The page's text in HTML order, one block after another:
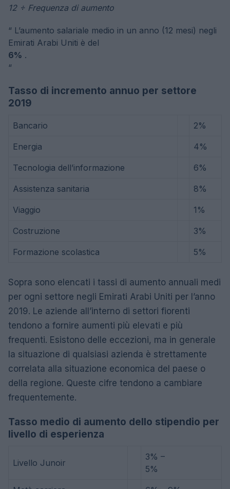
12 ÷ Frequenza di aumento
“ L’aumento salariale medio in un anno (12 mesi) negli
Emirati Arabi Uniti è del
6% .
“
Tasso di incremento annuo per settore
2019
Bancario 2%
Energia 4%
Tecnologia dell’informazione 6%
Assistenza sanitaria 8%
Viaggio 1%
Costruzione 3%
Formazione scolastica 5%
Sopra sono elencati i tassi di aumento annuali medi
per ogni settore negli Emirati Arabi Uniti per l’anno
2019. Le aziende all’interno di settori fiorenti
tendono a fornire aumenti più elevati e più
frequenti. Esistono delle eccezioni, ma in generale
la situazione di qualsiasi azienda è strettamente
correlata alla situazione economica del paese o
della regione. Queste cifre tendono a cambiare
frequentemente.
Tasso medio di aumento dello stipendio per
livello di esperienza
Livello Junoir
3% –
5%